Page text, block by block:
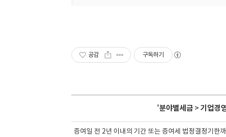
공감 구독하기
'분야별세금>기업경
증여일 전 2년 이내의 기간 또는 증여세 법정결정기한